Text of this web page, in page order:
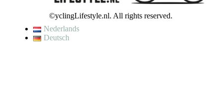
©yclingLifestyle.nl. All rights reserved.
Nederlands
Deutsch